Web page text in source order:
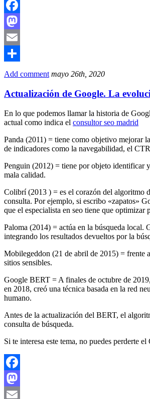
Compartir
Facebook
Mastodon
Email
Compartir
Add comment mayo 26th, 2020
Actualización de Google. La
En lo que podemos llamar la historia de
actual como indica el consultor seo madrid
Panda (2011) = tiene como objetivo mejorar
de indicadores como la navegabilidad, el
Penguin (2012) = tiene por objeto identificar
mala calidad.
Colibrí (2013 ) = es el corazón del algoritmo
consulta. Por ejemplo, si escribo «zapatos»
que el especialista en seo tiene que
Paloma (2014) = actúa en la búsqueda local.
integrando los resultados devueltos por la
Mobilegeddon (21 de abril de 2015) = frente
sitios sensibles.
Google BERT = A finales de octubre de
en 2018, creó una técnica basada en la red
humano.
Antes de la actualización del BERT, el
consulta de búsqueda.
Si te interesa este tema, no puedes perderte
Facebook
Mastodon